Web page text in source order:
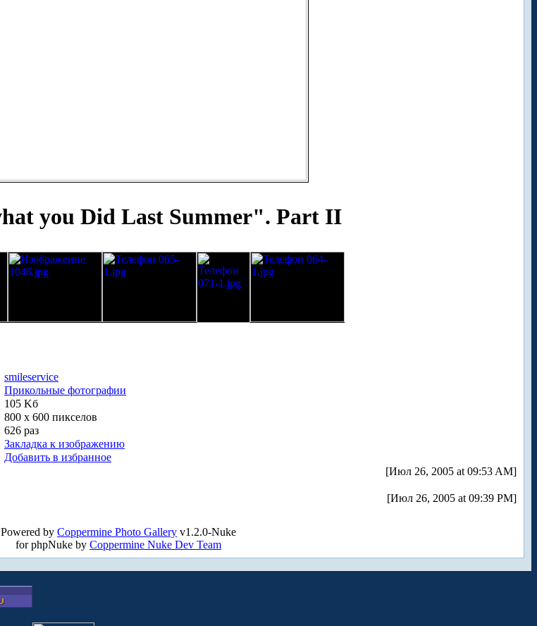
you Did Last Summer". Part II
smileservice
Прикольные фотографии
105 Kб
800 x 600 пикселов
626 раз
Закладка к изображению
Добавить в избранное
[Июл 26, 2005 at 09:53 AM]
[Июл 26, 2005 at 09:39 PM]
Powered by Coppermine Photo Gallery v1.2.0-Nuke
for phpNuke by Coppermine Nuke Dev Team